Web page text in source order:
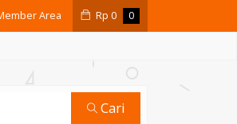
Area Rp 0 0
Cari